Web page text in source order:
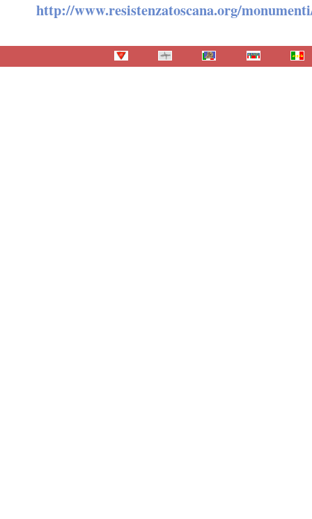
http://www.resistenzatoscana.org/